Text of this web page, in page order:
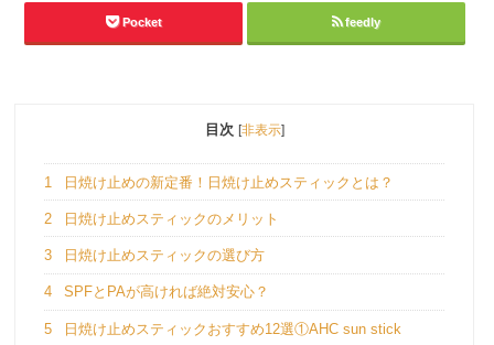
Pocket feedly
目次 [非表示]
1 日焼け止めの新定番！日焼け止めスティックとは？
2 日焼け止めスティックのメリット
3 日焼け止めスティックの選び方
4 SPFとPAが高ければ絶対安心？
5 日焼け止めスティックおすすめ12選①AHC sun stick